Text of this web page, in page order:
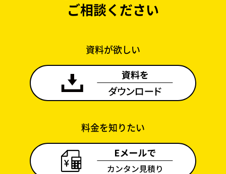
ご相談ください
資料が欲しい
料金を知りたい